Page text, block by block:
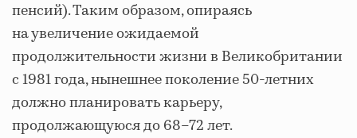
пенсий). Таким образом, опираясь
на увеличение ожидаемой
продолжительности жизни в Великобритании
с 1981 года, нынешнее поколение 50-летних
должно планировать карьеру,
продолжающуюся до 68–72 лет.